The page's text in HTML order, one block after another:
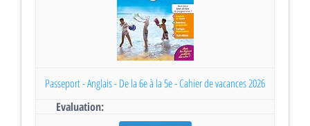
Passeport - Anglais - De la 6e à la 5e - Cahier de vacances 2026